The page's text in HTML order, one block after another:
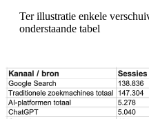
Ter illustratie enkele
onderstaande tabel